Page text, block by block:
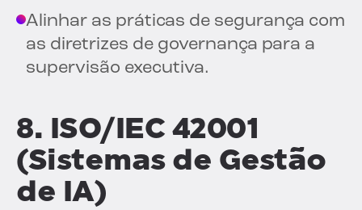
Alinhar as práticas de segurança com
as diretrizes de governança para a
supervisão executiva.
8. ISO/IEC 42001
(Sistemas de Gestão
de IA)